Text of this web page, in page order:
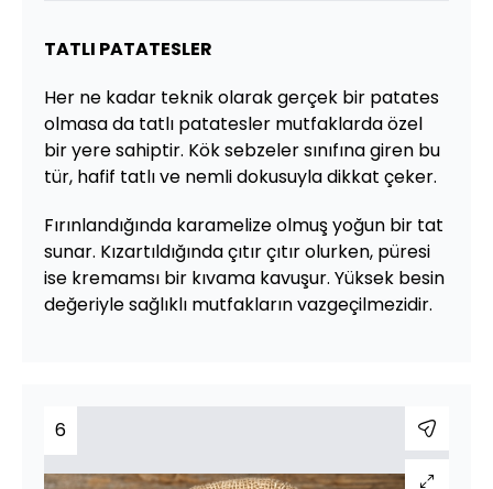
TATLI PATATESLER
Her ne kadar teknik olarak gerçek bir patates
olmasa da tatlı patatesler mutfaklarda özel
bir yere sahiptir. Kök sebzeler sınıfına giren bu
tür, hafif tatlı ve nemli dokusuyla dikkat çeker.
Fırınlandığında karamelize olmuş yoğun bir tat
sunar. Kızartıldığında çıtır çıtır olurken, püresi
ise kremamsı bir kıvama kavuşur. Yüksek besin
değeriyle sağlıklı mutfakların vazgeçilmezidir.
6